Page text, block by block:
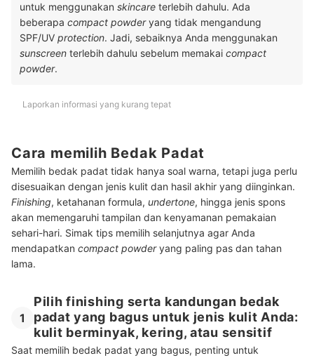
untuk menggunakan skincare terlebih dahulu. Ada
beberapa compact powderyang tidak mengandung
SPF/UV protection. Jadi, sebaiknya Anda menggunakan
sunscreen terlebih dahulu sebelum memakai compact
powder.
Laporkan informasi yang kurang tepat
Cara memilih Bedak Padat
Memilih bedak padat tidak hanya soal warna, tetapi juga perlu
disesuaikan dengan jenis kulit dan hasil akhir yang diinginkan.
Finishing, ketahanan formula, undertone, hingga jenis spons
akan memengaruhi tampilan dan kenyamanan pemakaian
sehari-hari. Simak tips memilih selanjutnya agar Anda
mendapatkan compact powderyang paling pas dan tahan
lama.
1
Pilih finishing serta kandungan bedak
padat yang bagus untuk jenis kulit Anda:
kulit berminyak, kering, atau sensitif
Saat memilih bedak padat yang bagus, penting untuk